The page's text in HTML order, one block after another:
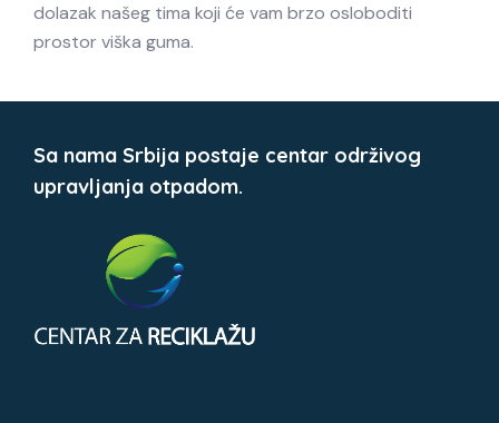
dolazak našeg tima koji će vam brzo osloboditi
prostor viška guma.
Sa nama Srbija postaje centar održivog
upravljanja otpadom.